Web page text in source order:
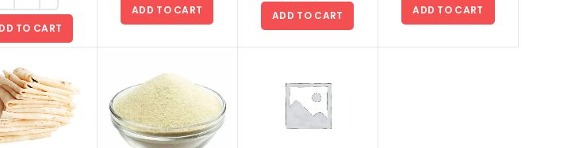
TO CART
ADD TO CART ADD TO CART ADD TO CART